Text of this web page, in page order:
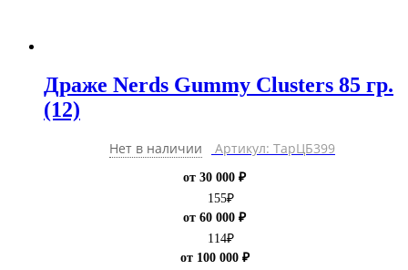
Драже Nerds Gummy Clusters 85 гр.
(12)
Нет в наличии Артикул: ТарЦБ399
от 30 000 ₽
155₽
от 60 000 ₽
114₽
от 100 000 ₽